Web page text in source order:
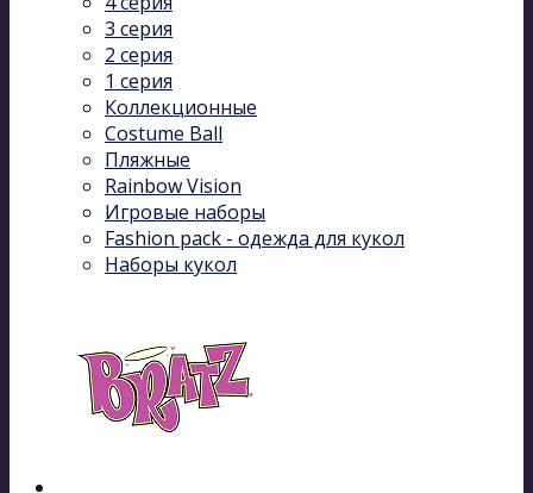
3 серия
2 серия
1 серия
Коллекционные
Costume Ball
Пляжные
Rainbow Vision
Игровые наборы
Fashion pack - одежда для кукол
Наборы кукол